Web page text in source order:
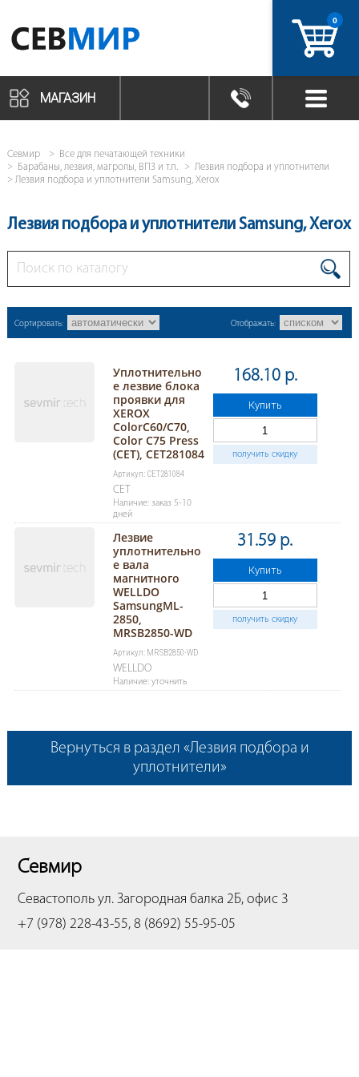
0
МАГАЗИН
Севмир
Все для печатающей техники
Барабаны, лезвия, магролы, ВПЗ и т.п.
Лезвия подбора и уплотнители
Лезвия подбора и уплотнители Samsung, Xerox
Лезвия подбора и уплотнители Samsung, Xerox
Сортировать: Отображать:
Уплотнительно
е лезвие блока
проявки для
XEROX
ColorC60/C70,
Color C75 Press
(CET), CET281084
Артикул: CET281084
CET
Наличие: заказ 5-10
дней
168.10 р.
Купить
получить скидку
Лезвие
уплотнительно
е вала
магнитного
WELLDO
SamsungML-
2850,
MRSB2850-WD
Артикул: MRSB2850-WD
WELLDO
Наличие: уточнить
31.59 р.
Купить
получить скидку
Вернуться в раздел «Лезвия подбора и
уплотнители»
Севмир
Севастополь ул. Загородная балка 2Б, офис 3
+7 (978) 228-43-55, 8 (8692) 55-95-05